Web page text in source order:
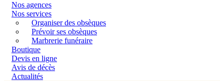
Nos agences
Nos services
Organiser des obsèques
Prévoir ses obsèques
Marbrerie funéraire
Boutique
Devis en ligne
Avis de décès
Actualités